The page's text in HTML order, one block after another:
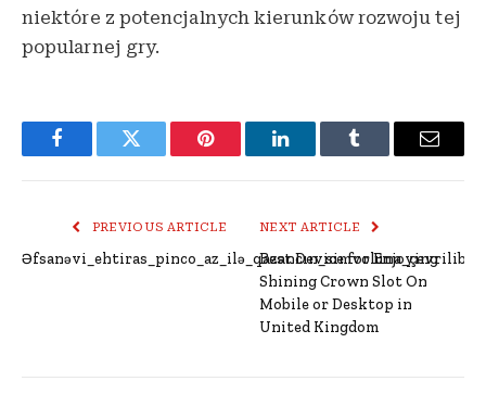
niektóre z potencjalnych kierunków rozwoju tej
popularnej gry.
FacebookTwitter Pinterest LinkedInTumblr Email
PREVIOUS ARTICLE NEXT ARTICLE
Best Device for Enjoying
Shining Crown Slot On
Mobile or Desktop in
United Kingdom